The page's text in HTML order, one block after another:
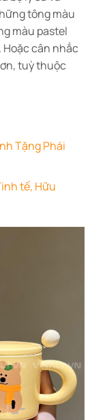
tông màu
màu pastel
Hoặc cân nhắc
tuỳ thuộc
Tặng Phái
tế, Hữu